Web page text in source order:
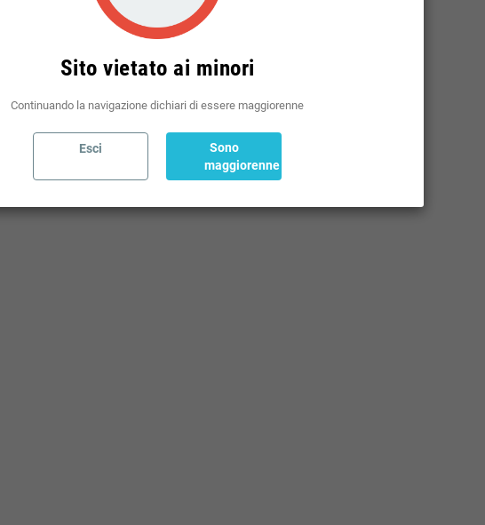
Sito vietato ai minori
Continuando la navigazione dichiari di essere maggiorenne
Esci
Sono
maggiorenne